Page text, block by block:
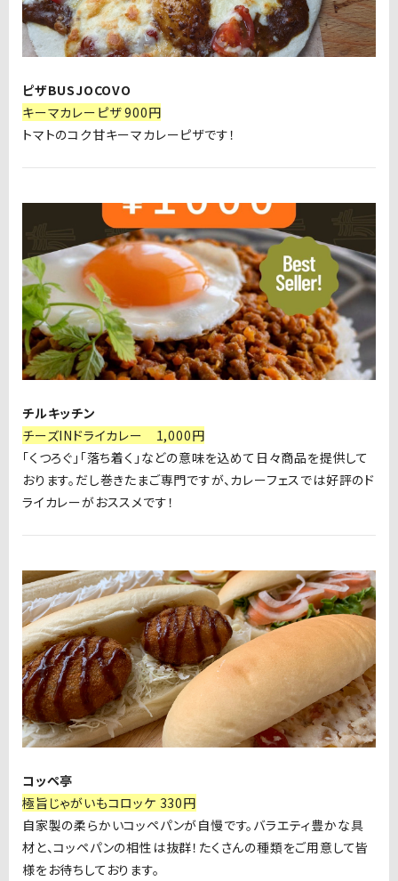
ピザBUSJOCOVO
キーマカレーピザ 900円
トマトのコク甘キーマカレーピザです！
チルキッチン
チーズINドライカレー 1,000円
「くつろぐ」「落ち着く」などの意味を込めて日々商品を提供して
おります。だし巻きたまご専門ですが、カレーフェスでは好評のド
ライカレーがおススメです！
コッペ亭
極旨じゃがいもコロッケ 330円
自家製の柔らかいコッペパンが自慢です。バラエティ豊かな具
材と、コッペパンの相性は抜群！たくさんの種類をご用意して皆
様をお待ちしております。